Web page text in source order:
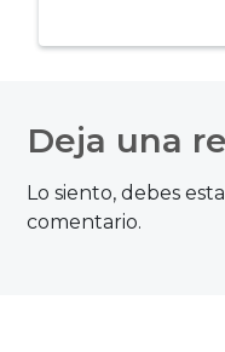
de
entradas
Deja una
Lo siento, debes
comentario.